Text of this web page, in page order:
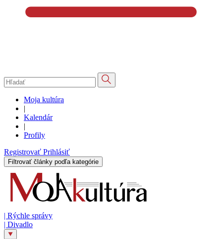
Moja kultúra
|
Kalendár
|
Profily
Registrovať Prihlásiť
Filtrovať články podľa kategórie
| Rýchle správy
| Divadlo